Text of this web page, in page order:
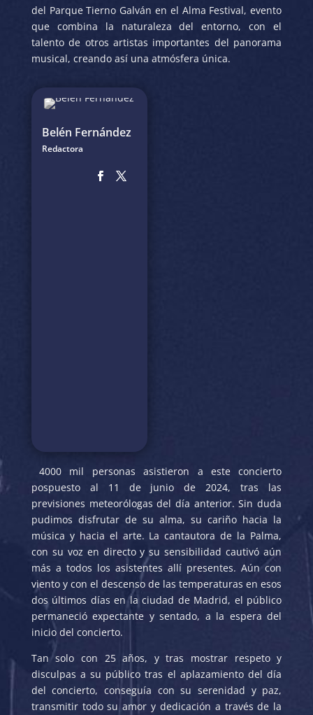
del Parque Tierno Galván en el Alma Festival, evento
que combina la naturaleza del entorno, con el
talento de otros artistas importantes del panorama
musical, creando así una atmósfera única.
Belén Fernández
Redactora
4000 mil personas asistieron a este concierto
pospuesto al 11 de junio de 2024, tras las
previsiones meteorólogas del día anterior. Sin duda
pudimos disfrutar de su alma, su cariño hacia la
música y hacia el arte. La cantautora de la Palma,
con su voz en directo y su sensibilidad cautivó aún
más a todos los asistentes allí presentes. Aún con
viento y con el descenso de las temperaturas en esos
dos últimos días en la ciudad de Madrid, el público
permaneció expectante y sentado, a la espera del
inicio del concierto.
Tan solo con 25 años, y tras mostrar respeto y
disculpas a su público tras el aplazamiento del día
del concierto, conseguía con su serenidad y paz,
transmitir todo su amor y dedicación a través de la